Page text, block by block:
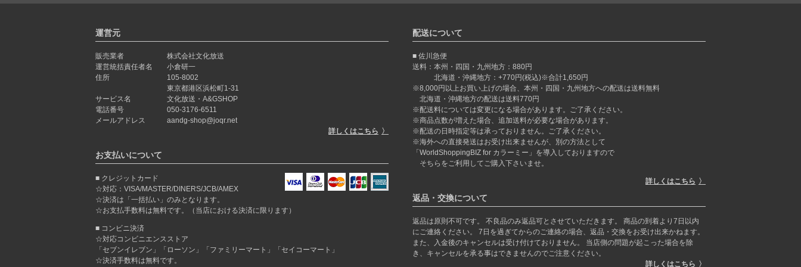
運営元
販売業者
株式会社文化放送
運営統括責任者名
小倉研一
住所
105-8002
東京都港区浜松町1-31
サービス名
文化放送・A&GSHOP
電話番号
050-3176-6511
メールアドレス
aandg-shop@joqr.net
詳しくはこちら
お支払いについて
クレジットカード
☆対応：VISA/MASTER/DINERS/JCB/AMEX
☆決済は「一括払い」のみとなります。
☆お支払手数料は無料です。（当店における決済に限ります）
コンビニ決済
☆対応コンビニエンスストア
「セブンイレブン」「ローソン」「ファミリーマート」「セイコーマート」
☆決済手数料は無料です。
配送について
佐川急便
送料：本州・四国・九州地方：880円
北海道・沖縄地方：+770円(税込)※合計1,650円
※8,000円以上お買い上げの場合、本州・四国・九州地方への配送は送料無料
北海道・沖縄地方の配送は送料770円
※配送料については変更になる場合があります。ご了承ください。
※商品点数が増えた場合、追加送料が必要な場合があります。
※配送の日時指定等は承っておりません。ご了承ください。
※海外への直接発送はお受け出来ませんが、別の方法として
「WorldShoppingBIZ for カラーミー」を導入しておりますので
そちらをご利用してご購入下さいませ。
詳しくはこちら
返品・交換について
返品は原則不可です。 不良品のみ返品可とさせていただきます。 商品の到着より7日以内
にご連絡ください。 7日を過ぎてからのご連絡の場合、返品・交換をお受け出来かねます。
また、入金後のキャンセルは受け付けておりません。 当店側の問題が起こった場合を除
き、キャンセルを承る事はできませんのでご注意ください。
詳しくはこちら